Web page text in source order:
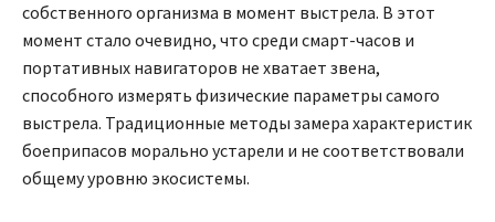
собственного организма в момент выстрела. В этот
момент стало очевидно, что среди смарт-часов и
портативных навигаторов не хватает звена,
способного измерять физические параметры самого
выстрела. Традиционные методы замера характеристик
боеприпасов морально устарели и не соответствовали
общему уровню экосистемы.